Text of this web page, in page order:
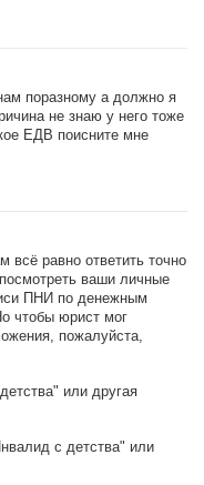
поразному а должно я
не знаю у него тоже
ЕДВ поисните мне
всё равно ответить точно
ваши личные
ПНИ по денежным
чтобы юрист мог
пожалуйста,
или другая
с детства" или